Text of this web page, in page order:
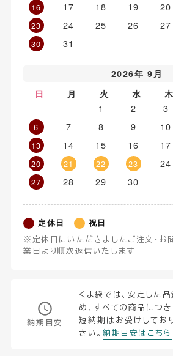
16 17 18 19 20
23
24 25 26 27
30
31
2026年 9月
日
月 火 水 木
1 2 3
6
7 8 9 10
13
14 15 16 17
20
21 22 23 24
27
28 29 30
定休日 祝日
※定休日にいただきましたご注文・お
業日より順次返信いたします
納期目安
くま袋では、安定した
め、すべての商品につ
短納期はお受けしてお
さい。納期目安はこちら